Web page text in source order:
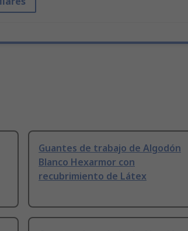
Guantes de trabajo de Algodón
Blanco Hexarmor con
recubrimiento de Látex